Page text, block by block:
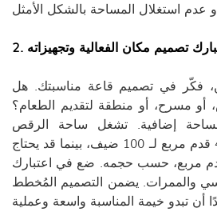
فكّر في تصميم قاعة مناسبتك. هل
مسرح، أو منطقة لتقديم الطعام؟
إضافية. تشغل ساحة الرقص
القياسية حوالي 250-400 قدم مربع لـ 100 ضيف، بينما قد يحتاج
إلى 100-200 قدم مربع، حسب حجمه. ضع في اعتبارك
والممرات. يضمن التصميم المُخطط